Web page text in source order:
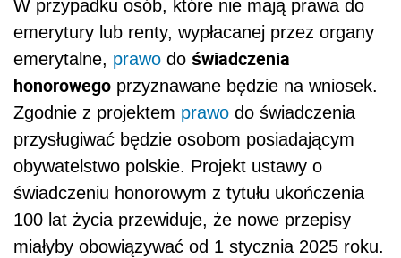
W przypadku osób, które nie mają prawa do
emerytury lub renty, wypłacanej przez organy
emerytalne, prawo do świadczenia
honorowego przyznawane będzie na wniosek.
Zgodnie z projektem prawo do świadczenia
przysługiwać będzie osobom posiadającym
obywatelstwo polskie. Projekt ustawy o
świadczeniu honorowym z tytułu ukończenia
100 lat życia przewiduje, że nowe przepisy
miałyby obowiązywać od 1 stycznia 2025 roku.